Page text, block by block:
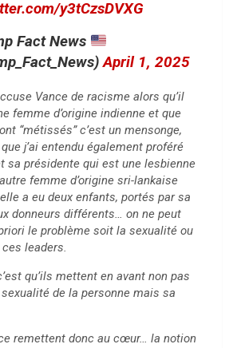
y3tCzsDVXG
Fact News
April 1, 2025
Vance de racisme alors qu’il
femme d’origine indienne et que
“métissés” c’est un mensonge,
j’ai entendu également proféré
sa présidente qui est une lesbienne
femme d’origine sri-lankaise
a eu deux enfants, portés par sa
donneurs différents… on ne peut
le problème soit la sexualité ou
leaders.
qu’ils mettent en avant non pas
de la personne mais sa
remettent donc au cœur… la notion